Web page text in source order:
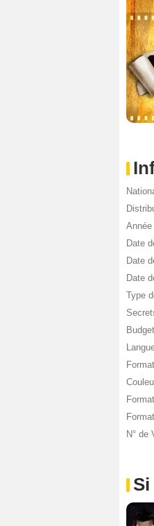
Date
Date
Date
Type
Budget
N° de